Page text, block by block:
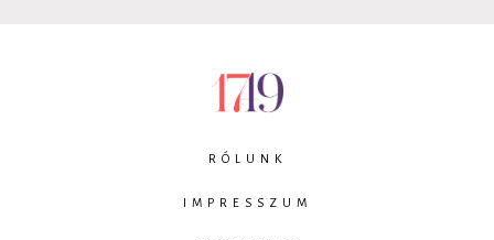
RÓLUNK
IMPRESSZUM